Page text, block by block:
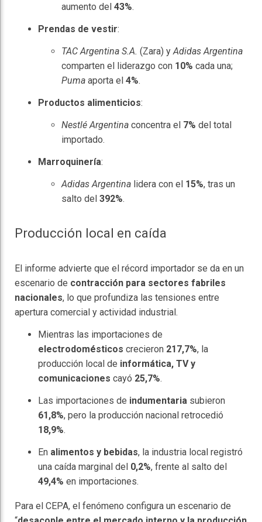
aumento del 43%.
Prendas de vestir:
TAC Argentina S.A. (Zara) yAdidas Argentina
comparten el liderazgo con 10% cada una;
Puma aporta el 4%.
Productos alimenticios:
Nestlé Argentina concentra el 7% del total
importado.
Marroquinería:
Adidas Argentina lidera con el 15%, tras un
salto del 392%.
Producción local en caída
El informe advierte que el récord importador se da en un
escenario de contracción para sectores fabriles
nacionales, lo que profundiza las tensiones entre
apertura comercial y actividad industrial.
Mientras las importaciones de
electrodomésticos crecieron 217,7%, la
producción local de informática, TV y
comunicaciones cayó 25,7%.
Las importaciones de indumentaria subieron
61,8%, pero la producción nacional retrocedió
18,9%.
En alimentos y bebidas, la industria local registró
una caída marginal del 0,2%, frente al salto del
49,4% en importaciones.
Para el CEPA, el fenómeno configura un escenario de